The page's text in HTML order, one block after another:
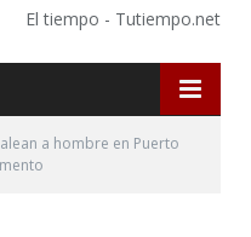
El tiempo - Tutiempo.net
a hombre en Puerto